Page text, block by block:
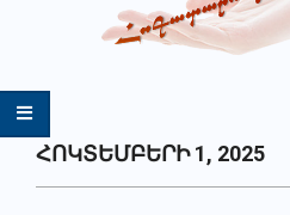
Navigation
Menu
ՀՈԿՏԵՄԲԵՐԻ 1, 2025